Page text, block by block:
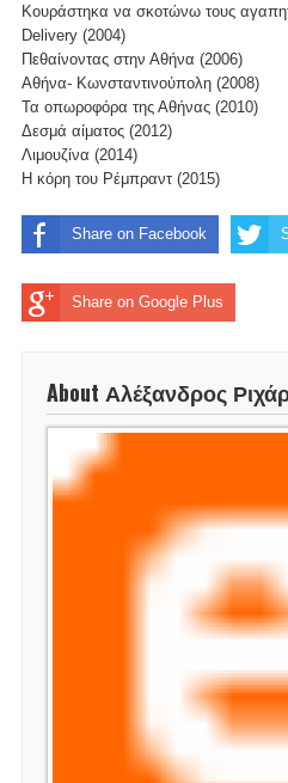
Κουράστηκα να σκοτώνω τους
Delivery (2004)
Πεθαίνοντας στην Αθήνα (2006)
Αθήνα- Κωνσταντινούπολη (2008)
Τα οπωροφόρα της Αθήνας (2010)
Δεσμά αίματος (2012)
Λιμουζίνα (2014)
Η κόρη του Ρέμπραντ (2015)
Share on Facebook
Share on Google Plus
About Αλέξανδρος